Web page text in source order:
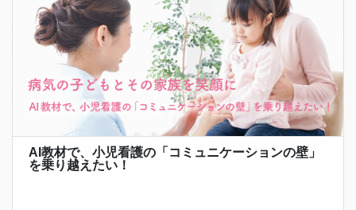
AI教材で、小児看護の「コミュニケーションの壁」
を乗り越えたい！